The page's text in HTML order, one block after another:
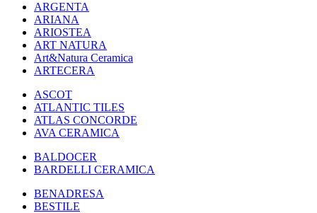
ARGENTA
ARIANA
ARIOSTEA
ART NATURA
Art&Natura Ceramica
ARTECERA
ASCOT
ATLANTIC TILES
ATLAS CONCORDE
AVA CERAMICA
BALDOCER
BARDELLI CERAMICA
BENADRESA
BESTILE